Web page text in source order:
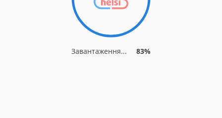
Завантаження... 83%